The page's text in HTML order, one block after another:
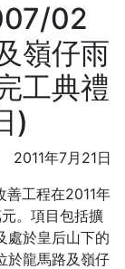
02
嶺仔雨
工典禮
)
2011年7月21日
善工程在2011年
。項目包括擴
處於皇后山下的
於龍馬路及嶺仔